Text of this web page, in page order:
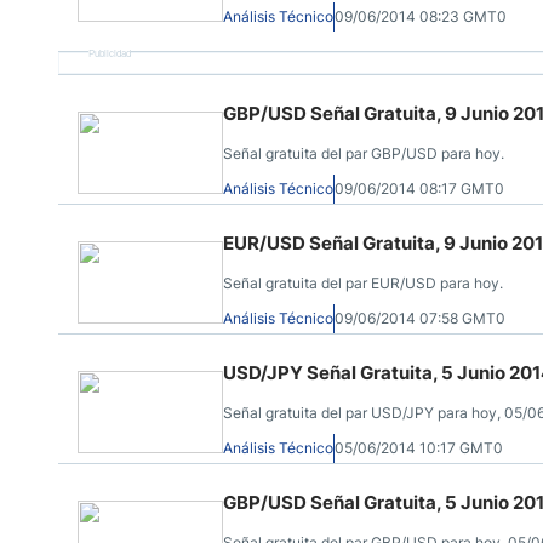
Análisis Técnico09/06/2014 08:23 GMT0
Publicidad
GBP/USD Señal Gratuita, 9 Junio
Señal gratuita del par GBP/USD para hoy.
Análisis Técnico09/06/2014 08:17 GMT0
EUR/USD Señal Gratuita, 9 Junio
Señal gratuita del par EUR/USD para hoy.
Análisis Técnico09/06/2014 07:58 GMT0
USD/JPY Señal Gratuita, 5 Junio
Señal gratuita del par USD/JPY para hoy, 05/
Análisis Técnico05/06/2014 10:17 GMT0
GBP/USD Señal Gratuita, 5 Junio